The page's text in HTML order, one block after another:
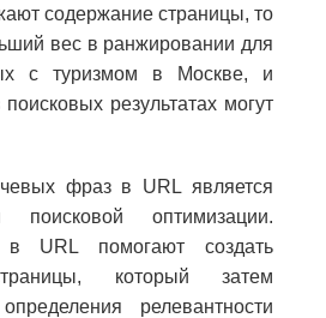
содержание страницы, то
вес в ранжировании для
с туризмом в Москве, и
результатах могут
фраз в URL является
оптимизации.
URL помогают создать
который затем
релевантности